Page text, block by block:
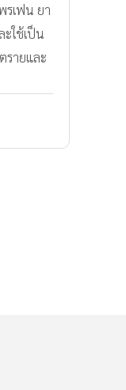
รเฟน ยา
ใช้เป็น
รายและ
ท่านั้น